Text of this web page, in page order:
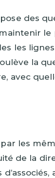
des
le
les
la
avec
les
de la